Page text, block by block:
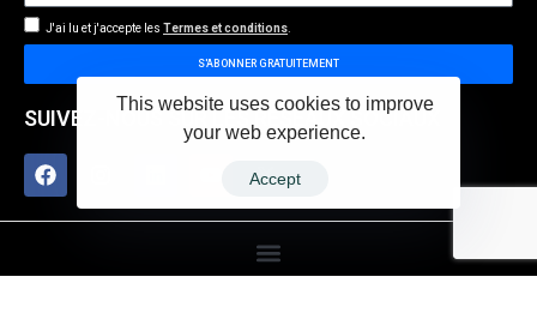
J'ai lu et j'accepte les Termes et conditions
S'ABONNER GRATUITEMENT
SUIVEZ-NOUS SUR LES RÉSEAUX SOCIAUX
This website uses cookies to improve
your web experience.
Accept